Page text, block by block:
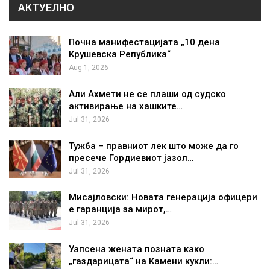
АКТУЕЛНО
Почна манифестацијата „10 дена
Крушевска Република“
Aug 1, 2026
Али Ахмети не се плаши од судско
активирање на хашките…
Jul 31, 2026
Тужба – правниот лек што може да го
пресече Гордиевиот јазол…
Jul 31, 2026
Мисајловски: Новата генерација офицери
е гаранција за мирот,…
Jul 31, 2026
Уапсена жената позната како
„газдарицата“ на Камени кукли:…